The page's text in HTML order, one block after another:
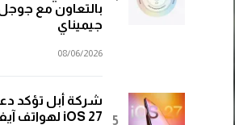
بالتعاون مع
جيميناي
08/06/2026
شركة أبل تؤكد